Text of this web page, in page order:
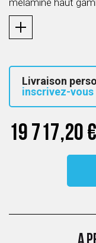
mélaminé haut
Livraison
inscrivez-vous
19 717,20 €